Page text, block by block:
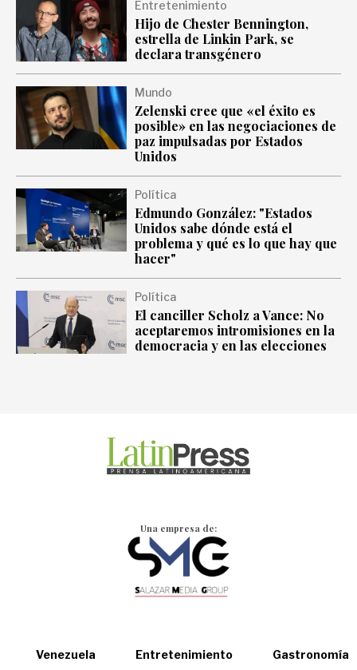
Entretenimiento
Hijo de Chester Bennington,
estrella de Linkin Park, se
declara transgénero
Mundo
Zelenski cree que «el éxito es
posible» en las negociaciones de
paz impulsadas por Estados
Unidos
Política
Edmundo González: "Estados
Unidos sabe dónde está el
problema y qué es lo que hay que
hacer"
Política
El canciller Scholz a Vance: No
aceptaremos intromisiones en la
democracia y en las elecciones
Una empresa de:
Venezuela Entretenimiento Gastronomía